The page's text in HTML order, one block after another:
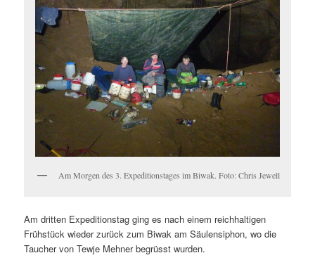
Am Morgen des 3. Expeditionstages im Biwak. Foto: Chris Jewell
Am dritten Expeditionstag ging es nach einem reichhaltigen
Frühstück wieder zurück zum Biwak am Säulensiphon, wo die
Taucher von Tewje Mehner begrüsst wurden.